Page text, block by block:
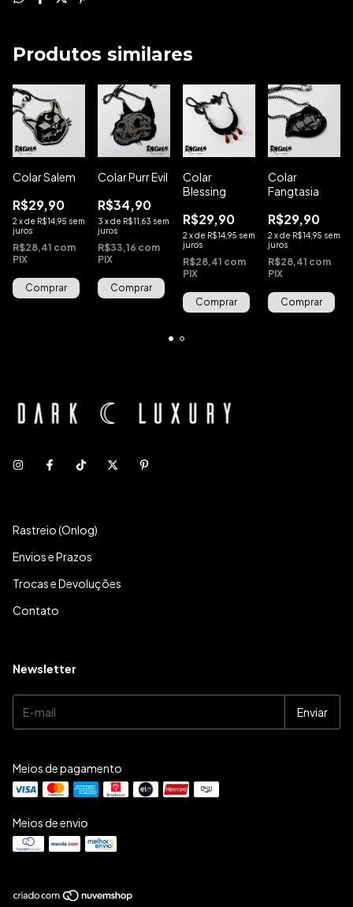
Produtos similares
Colar Salem
R$29,90
2 xde R$14,95 sem
juros
R$28,41 com
PIX
Colar Purr Evil
R$34,90
3 xde R$11,63 sem
juros
R$33,16 com
PIX
Colar
Blessing
R$29,90
2 xde R$14,95 sem
juros
R$28,41 com
PIX
Colar
Fangtasia
R$29,90
2 xde R$14,95 sem
juros
R$28,41 com
PIX
Rastreio (Onlog)
Envios e Prazos
Trocas e Devoluções
Contato
Newsletter
Meios de pagamento
Meios de envio